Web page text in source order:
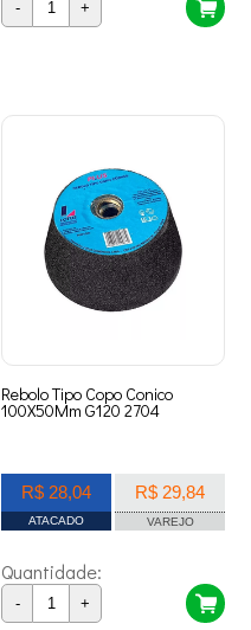
- +
Rebolo Tipo Copo Conico
100X50Mm G120 2704
R$ 28,04
ATACADO
R$ 29,84
VAREJO
Quantidade:
- +